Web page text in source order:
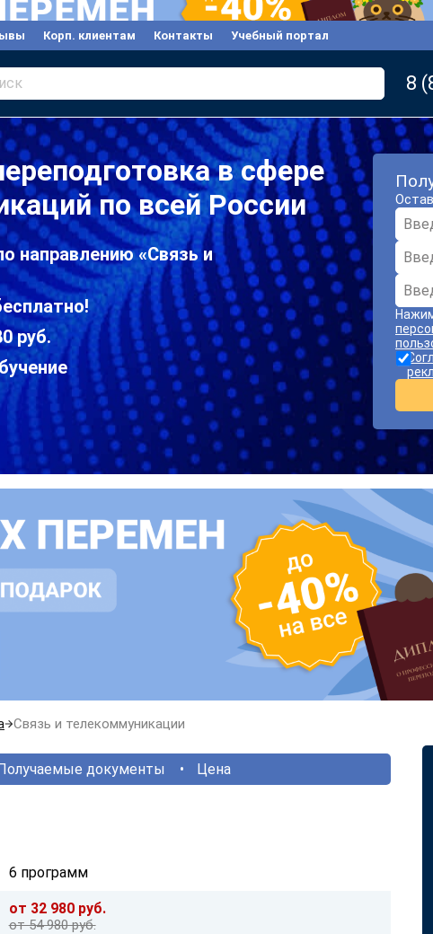
Корп. клиентам Контакты Учебный портал
8
в сфере
по всей России
направлению «Связь и
руб.
Связь и телекоммуникации
документы Цена
6 программ
от 32 980 руб.
от 54 980 руб.